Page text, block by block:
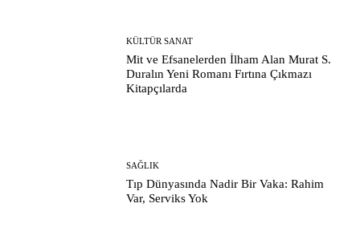
KÜLTÜR SANAT
Mit ve Efsanelerden İlham Alan Murat S.
Duralın Yeni Romanı Fırtına Çıkmazı
Kitapçılarda
SAĞLIK
Tıp Dünyasında Nadir Bir Vaka: Rahim
Var, Serviks Yok